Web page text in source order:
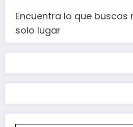
Encuentra lo que buscas
solo lugar